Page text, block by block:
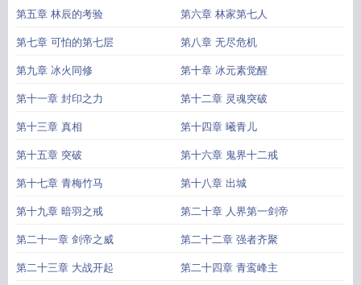
第五章 林辰的考验 第六章 林家第七人
第七章 可怕的第七层 第八章 无尽危机
第九章 冰火同修 第十章 冰元素觉醒
第十一章 封印之力 第十二章 灵魂突破
第十三章 真相 第十四章 曦青儿
第十五章 突破 第十六章 鬼界十二戒
第十七章 青梅竹马 第十八章 出城
第十九章 暗羽之戒 第二十章 人界第一剑帝
第二十一章 剑帝之威 第二十二章 强者齐聚
第二十三章 大战开起 第二十四章 青鸾峰主